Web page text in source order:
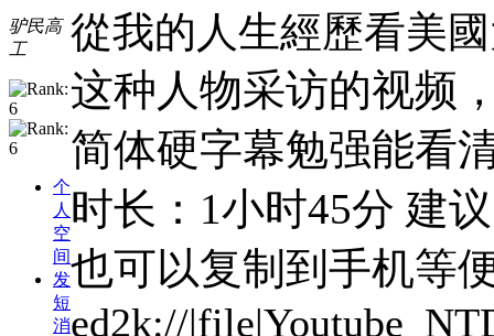
驴民高
工
个
人
空
间
发
短
消
從我的人生經歷看美
这种人物采访的视频
简体硬字幕勉强能看
时长：1小时45分 建
也可以复制到手机等
ed2k://